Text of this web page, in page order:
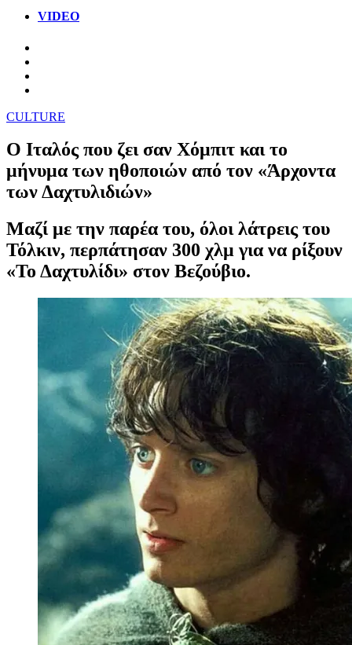
VIDEO
CULTURE
Ο Ιταλός που ζει σαν Χόμπιτ και το
μήνυμα των ηθοποιών από τον «Άρχοντα
των Δαχτυλιδιών»
Μαζί με την παρέα του, όλοι λάτρεις του
Τόλκιν, περπάτησαν 300 χλμ για να ρίξουν
«Το Δαχτυλίδι» στον Βεζούβιο.